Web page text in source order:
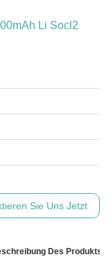
Li Socl2
Sie Uns Jetzt
Des Produkts